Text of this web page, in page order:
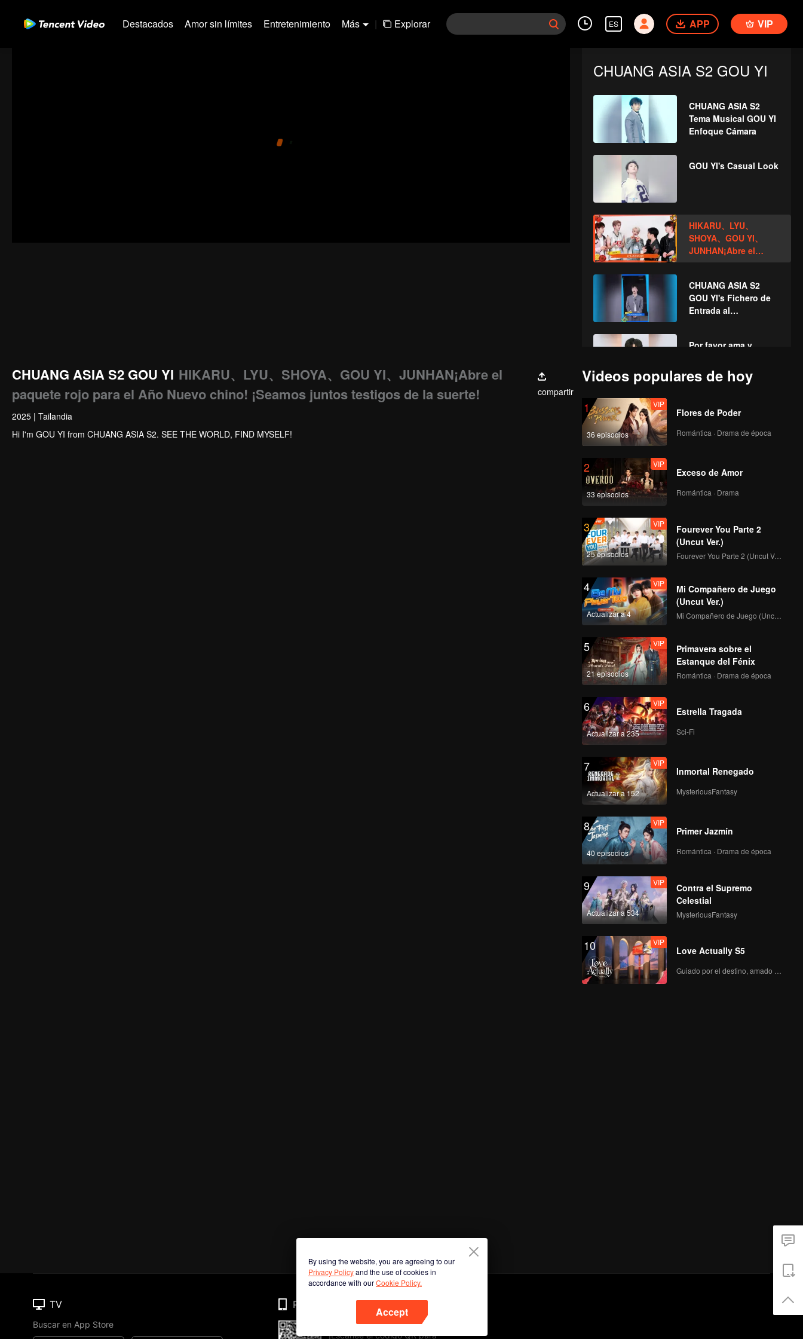
Destacados Amor sin límites Entretenimiento Más | Explorar ES APP VIP
CHUANG ASIA S2 GOU YI
CHUANG ASIA S2
Tema Musical GOU YI
Enfoque Cámara
GOU YI's Casual Look
HIKARU、LYU、
SHOYA、GOU YI、
JUNHAN¡Abre el
paquete rojo para el
¡Seamos juntos
testigos de la suerte!
CHUANG ASIA S2
GOU YI's Fichero de
Entrada al
Por favor ama y
CHUANG ASIA S2
CHUANG ASIA S2 GOU YI HIKARU、LYU、SHOYA、GOU YI、JUNHAN¡Abre el
paquete rojo para el Año Nuevo chino! ¡Seamos juntos testigos de la suerte!
compartir
2025 | Tailandia
Hi I'm GOU YI from CHUANG ASIA S2. SEE THE WORLD, FIND MYSELF!
Videos populares de hoy
1
36 episodios
VIP
Flores de Poder
Romántica · Drama de época
2
33 episodios
VIP
Exceso de Amor
Romántica · Drama
3
25 episodios
VIP
Fourever You Parte 2
(Uncut Ver.)
Fourever You Parte 2 (Uncut Ver.)
4
Actualizar a 4
VIP
Mi Compañero de Juego
(Uncut Ver.)
Mi Compañero de Juego (Uncut Ver.)
5
21 episodios
VIP
Primavera sobre el
Estanque del Fénix
Romántica · Drama de época
6
Actualizar a 235
VIP
Estrella Tragada
Sci-Fi
7
Actualizar a 152
VIP
Inmortal Renegado
MysteriousFantasy
8
40 episodios
VIP
Primer Jazmín
Romántica · Drama de época
9
Actualizar a 534
VIP
Contra el Supremo
Celestial
MysteriousFantasy
10 VIP
Love Actually S5
By using the website, you are agreeing to our
Privacy Policyand the use of cookies in
accordance with ourCookie Policy.
Accept
TV
Buscar en App Store
Phone
¡Escanee el código QR para